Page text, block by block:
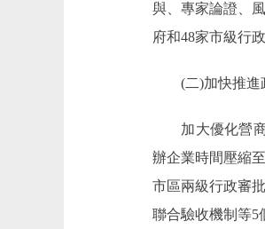
與、專家論證、
府和48家市級行
(二)加快推進
加大優化營商
辦企業時間壓縮
市區兩級行政審
聯合驗收機制等5